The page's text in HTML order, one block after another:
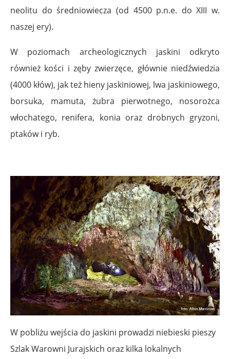
neolitu do średniowiecza (od 4500 p.n.e. do XIII w.
naszej ery).
W poziomach archeologicznych jaskini odkryto
również kości i zęby zwierzęce, głównie niedźwiedzia
(4000 kłów), jak też hieny jaskiniowej, lwa jaskiniowego,
borsuka, mamuta, żubra pierwotnego, nosorożca
włochatego, renifera, konia oraz drobnych gryzoni,
ptaków i ryb.
W pobliżu wejścia do jaskini prowadzi niebieski pieszy
Szlak Warowni Jurajskich oraz kilka lokalnych